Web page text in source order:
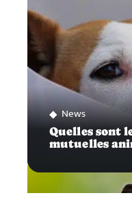
News
Quelles sont
mutuelles